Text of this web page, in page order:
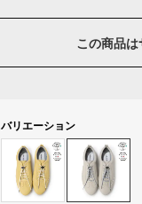
この商品は
バリエーション